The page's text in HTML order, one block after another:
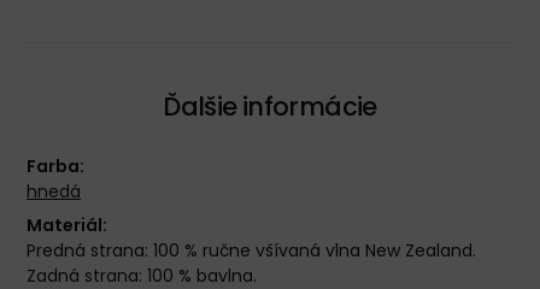
Ďalšie informácie
Farba:
hnedá
Materiál:
Predná strana: 100 % ručne všívaná vlna New Zealand.
Zadná strana: 100 % bavlna.